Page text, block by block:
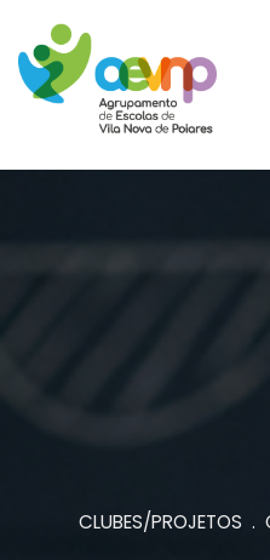
CLUBES/PROJETOS .